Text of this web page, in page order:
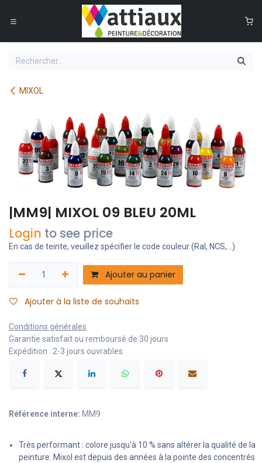
Se rendre au contenu
MIXOL
|MM9| MIXOL 09 BLEU 20ML
Login to see price
En cas de teinte, veuillez spécifier le code couleur (Ral, NCS,...)
Ajouter au panier
Ajouter à la liste de souhaits
Conditions générales
Garantie satisfait ou remboursé de 30 jours
Expédition : 2-3 jours ouvrables
Référence interne: MM9
Très performant : colore jusqu'à 10 % sans altérer la qualité de la
peinture. Mixol est depuis des années à la pointe des concentrés